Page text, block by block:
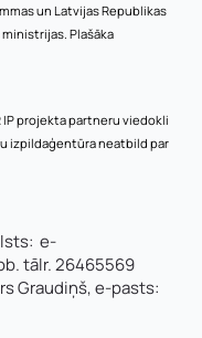
un Latvijas Republikas
Plašāka
IP projekta partneru viedokli
izpildaģentūra neatbild par
e-
tālr. 26465569
Graudiņš, e-pasts: